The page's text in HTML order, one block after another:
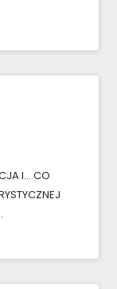
I… CO